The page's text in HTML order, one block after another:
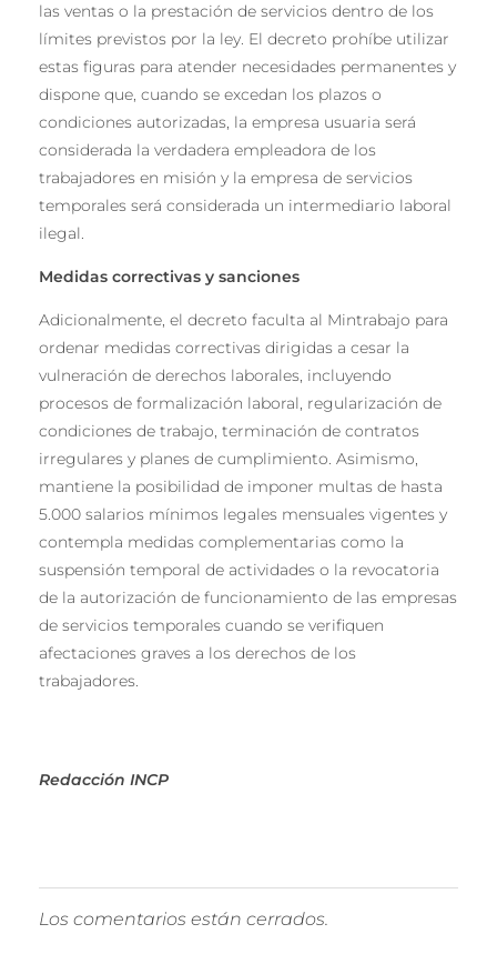
las ventas o la prestación de servicios dentro de los
límites previstos por la ley. El decreto prohíbe utilizar
estas figuras para atender necesidades permanentes y
dispone que, cuando se excedan los plazos o
condiciones autorizadas, la empresa usuaria será
considerada la verdadera empleadora de los
trabajadores en misión y la empresa de servicios
temporales será considerada un intermediario laboral
ilegal.
Medidas correctivas y sanciones
Adicionalmente, el decreto faculta al Mintrabajo para
ordenar medidas correctivas dirigidas a cesar la
vulneración de derechos laborales, incluyendo
procesos de formalización laboral, regularización de
condiciones de trabajo, terminación de contratos
irregulares y planes de cumplimiento. Asimismo,
mantiene la posibilidad de imponer multas de hasta
5.000 salarios mínimos legales mensuales vigentes y
contempla medidas complementarias como la
suspensión temporal de actividades o la revocatoria
de la autorización de funcionamiento de las empresas
de servicios temporales cuando se verifiquen
afectaciones graves a los derechos de los
trabajadores.
Redacción INCP
Los comentarios están cerrados.